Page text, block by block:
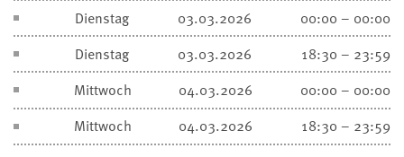
Dienstag
03.03.2026
00:00 – 00:00
Dienstag
03.03.2026
18:30 – 23:59
Mittwoch
04.03.2026
00:00 – 00:00
Mittwoch
04.03.2026
18:30 – 23:59